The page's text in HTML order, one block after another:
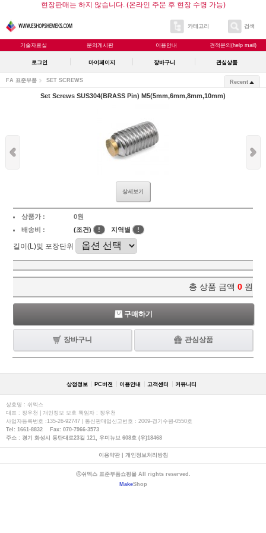
현장판매는 하지 않습니다. (온라인 주문 후 현장 수령 가능)
카테고리 검색
기술자료실 문의게시판 이용안내 견적문의(help mail)
로그인 마이페이지 장바구니 관심상품
FA 표준부품 SET SCREWS Recent
Set Screws SUS304(BRASS Pin) M5(5mm,6mm,8mm,10mm)
상세보기
상품가 :
0원
배송비 :
(조건) ! 지역별 !
길이(L)및 포장단위
총 상품 금액 0 원
구매하기
장바구니 관심상품
상점정보 PC버젼 이용안내 고객센터 커뮤니티
상호명 : 쉬멕스
대표 : 장우천 | 개인정보 보호 책임자 : 장우천
사업자등록번호 :135-26-92747 | 통신판매업신고번호 : 2009-경기수원-0550호
Tel: 1661-8832 Fax: 070-7966-3573
주소 : 경기 화성시 동탄대로23길 121, 우미뉴브 608호 (우)18468
이용약관| 개인정보처리방침
ⓒ쉬멕스 표준부품쇼핑몰 All rights reserved.
MakeShop